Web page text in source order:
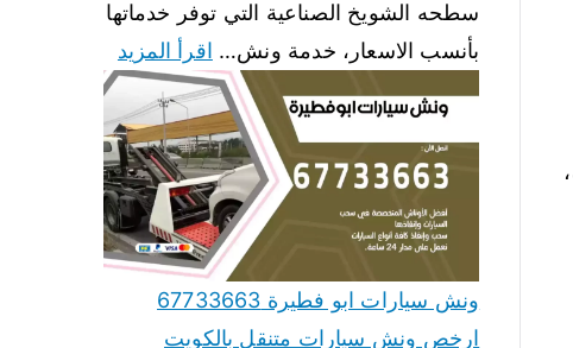
سطحه الشويخ الصناعية التي توفر خدماتها
بأنسب الاسعار، خدمة ونش… اقرأ المزيد
ونش سيارات ابو فطيرة 67733663
ارخص ونش سيارات متنقل بالكويت